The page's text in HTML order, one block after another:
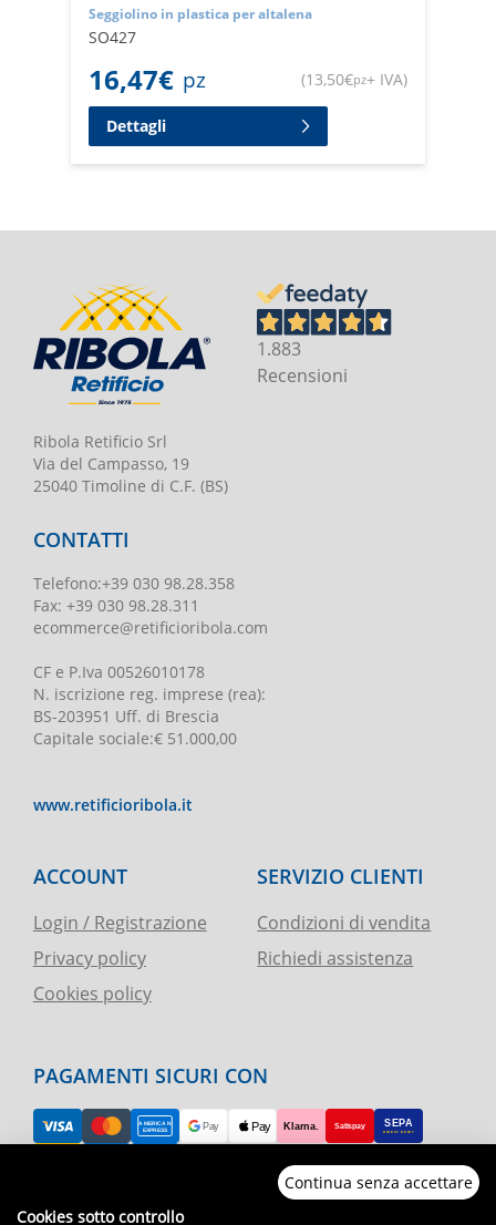
Seggiolino in plastica per altalena
SO427
16,47€ pz (13,50€pz+ IVA)
Dettagli
Ribola Retificio Srl
Via del Campasso, 19
25040 Timoline di C.F. (BS)
1.883
Recensioni
CONTATTI
Telefono:+39 030 98.28.358
Fax: +39 030 98.28.311
ecommerce@retificioribola.com
CF e P.Iva 00526010178
N. iscrizione reg. imprese (rea):
BS-203951 Uff. di Brescia
Capitale sociale:€ 51.000,00
www.retificioribola.it
ACCOUNT
Login / Registrazione
Privacy policy
Cookies policy
SERVIZIO CLIENTI
Condizioni di vendita
Richiedi assistenza
PAGAMENTI SICURI CON
RESO FACILE
Continua senza accettare
Cookies sotto controllo